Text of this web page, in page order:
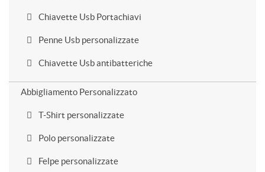
Chiavette Usb Portachiavi
Penne Usb personalizzate
Chiavette Usb antibatteriche
Abbigliamento Personalizzato
T-Shirt personalizzate
Polo personalizzate
Felpe personalizzate